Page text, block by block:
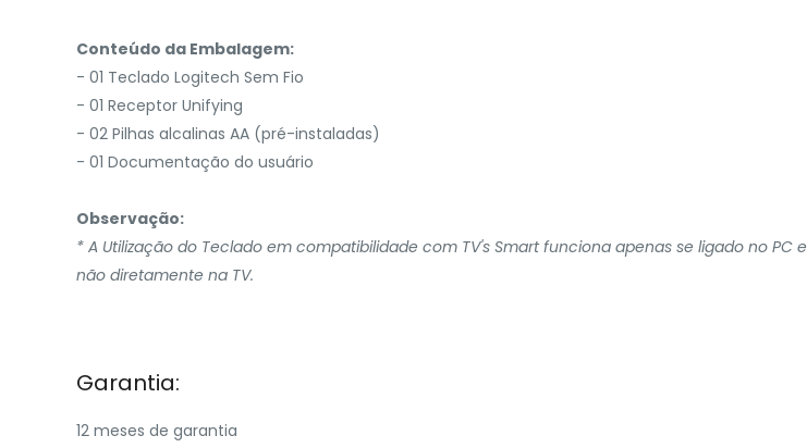
Conteúdo da Embalagem:
- 01 Teclado Logitech Sem Fio
- 01 Receptor Unifying
- 02 Pilhas alcalinas AA (pré-instaladas)
- 01 Documentação do usuário
Observação:
* A Utilização do Teclado em compatibilidade com TV's Smart funciona apenas se ligado no PC e
não diretamente na TV.
Garantia:
12 meses de garantia